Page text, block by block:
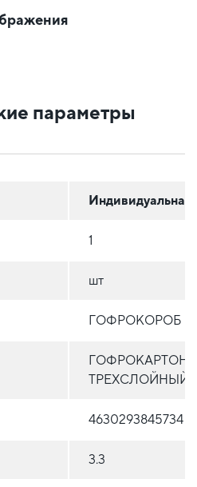
параметры
Индивидуальная
1
шт
ГОФРОКОРОБ
ГОФРОКАРТОН
ТРЕХСЛОЙНЫЙ
4630293845734
3.3